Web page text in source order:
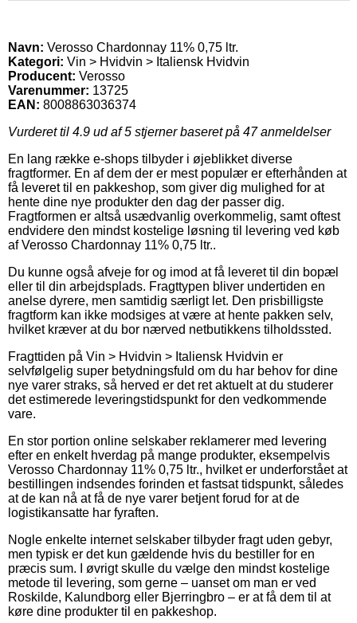
Navn: Verosso Chardonnay 11% 0,75 ltr.
Kategori: Vin > Hvidvin > Italiensk Hvidvin
Producent: Verosso
Varenummer: 13725
EAN: 8008863036374
Vurderet til 4.9 ud af 5 stjerner baseret på 47anmeldelser
En lang række e-shops tilbyder i øjeblikket diverse
fragtformer. En af dem der er mest populær er efterhånden at
få leveret til en pakkeshop, som giver dig mulighed for at
hente dine nye produkter den dag der passer dig.
Fragtformen er altså usædvanlig overkommelig, samt oftest
endvidere den mindst kostelige løsning til levering ved køb
af Verosso Chardonnay 11% 0,75 ltr..
Du kunne også afveje for og imod at få leveret til din bopæl
eller til din arbejdsplads. Fragttypen bliver undertiden en
anelse dyrere, men samtidig særligt let. Den prisbilligste
fragtform kan ikke modsiges at være at hente pakken selv,
hvilket kræver at du bor nærved netbutikkens tilholdssted.
Fragttiden på Vin > Hvidvin > Italiensk Hvidvin er
selvfølgelig super betydningsfuld om du har behov for dine
nye varer straks, så herved er det ret aktuelt at du studerer
det estimerede leveringstidspunkt for den vedkommende
vare.
En stor portion online selskaber reklamerer med levering
efter en enkelt hverdag på mange produkter, eksempelvis
Verosso Chardonnay 11% 0,75 ltr., hvilket er underforstået at
bestillingen indsendes forinden et fastsat tidspunkt, således
at de kan nå at få de nye varer betjent forud for at de
logistikansatte har fyraften.
Nogle enkelte internet selskaber tilbyder fragt uden gebyr,
men typisk er det kun gældende hvis du bestiller for en
præcis sum. I øvrigt skulle du vælge den mindst kostelige
metode til levering, som gerne – uanset om man er ved
Roskilde, Kalundborg eller Bjerringbro – er at få dem til at
køre dine produkter til en pakkeshop.